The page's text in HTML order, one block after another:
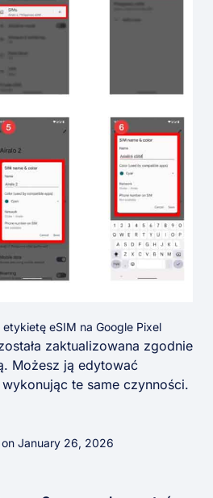
eSIM na Google Pixel
zaktualizowana zgodnie
Możesz ją edytować
te same czynności.
January 26, 2026